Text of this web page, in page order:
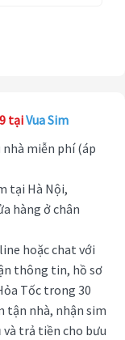
tạiVua Sim
miễn phí (áp
tại Hà Nội,
hàng ở chân
hoặc chat với
thông tin, hồ sơ
Tốc trong 30
tận nhà, nhận sim
trả tiền cho bưu